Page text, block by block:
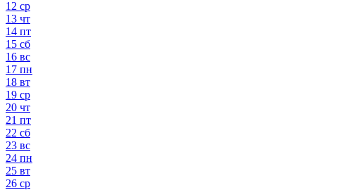
12 ср
13 чт
14 пт
15 сб
16 вс
17 пн
18 вт
19 ср
20 чт
21 пт
22 сб
23 вс
24 пн
25 вт
26 ср